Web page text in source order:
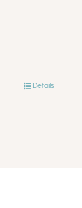
Détails